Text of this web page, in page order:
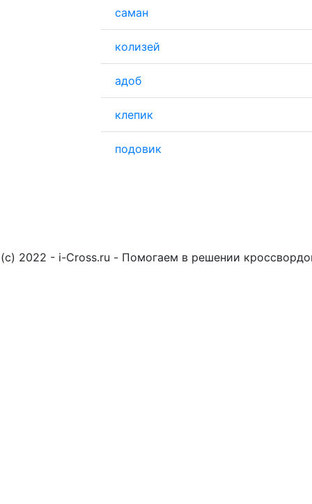
саман
колизей
адоб
клепик
подовик
(c) 2022 - i-Cross.ru - Помогаем в решении